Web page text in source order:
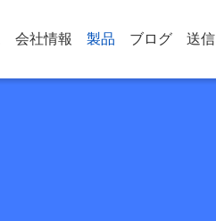
会社情報 製品 ブログ 送信